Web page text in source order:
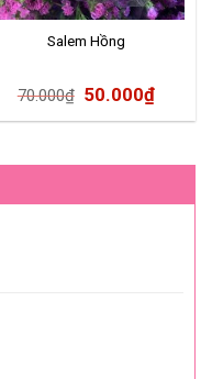
Salem Hồng
70.000₫ 50.000₫